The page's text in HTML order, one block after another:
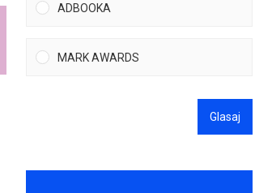
ADBOOKA
MARK AWARDS
Glasaj